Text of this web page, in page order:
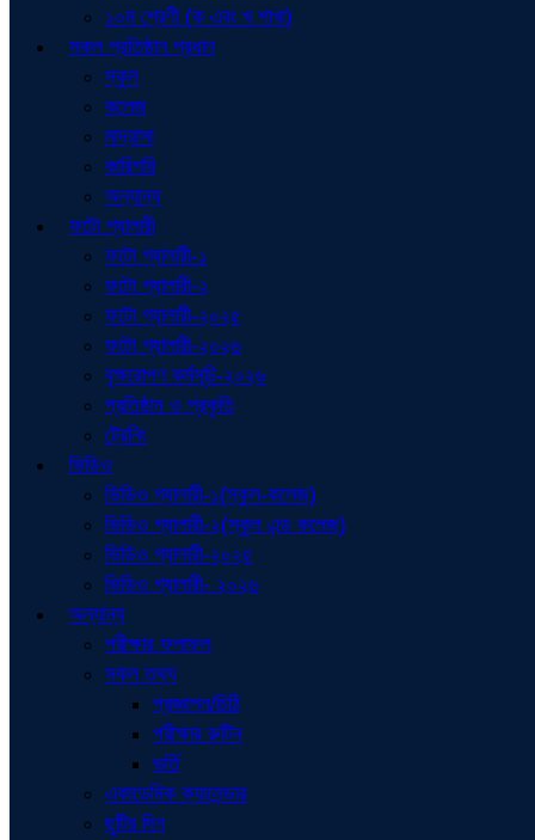
১০ম শ্রেণী (ক এবং খ শাখা)
সকল প্রতিষ্ঠান প্রধান
স্কুল
কলেজ
মাদ্রাসা
কারিগরি
অন্যান্য
ফটো গ্যালারী
ফটো গ্যালারী-১
ফটো গ্যালারী-২
ফটো গ্যালারী-২০২৫
ফটো গ্যালারী-২০২৬
বৃক্ষরোপণ কর্মসূচি-২০২৬
প্রতিষ্ঠান ও প্রকৃতি
ট্রেনিং
ভিডিও
ভিডিও গ্যালারী-১(স্কুল-কলেজ)
ভিডিও গ্যালারী-২(স্কুল এন্ড কলেজ)
ভিডিও গ্যালারী-২০২৫
ভিডিও গ্যালারী- ২০২৬
অন্যান্য
পরীক্ষার ফলাফল
সকল তথ্য
প্রজ্ঞাপন/চিঠি
পরীক্ষার রুটিন
ভর্তি
একাডেমিক ক্যালেন্ডার
ছুটির দিন